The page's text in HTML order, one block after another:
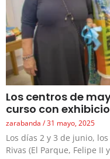
Los centros de
curso con
zarabanda 31 mayo, 2025
Los días 2 y 3 de junio,
Rivas (El Parque, Felipe II